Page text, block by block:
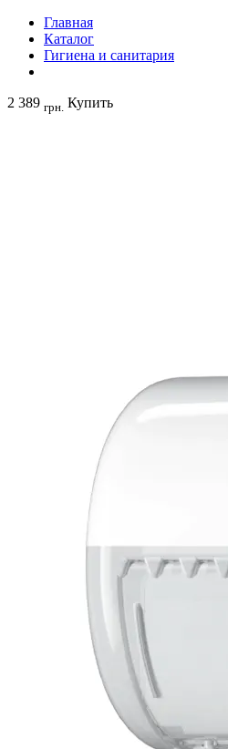
Главная
Каталог
Гигиена и санитария
2 389 грн. Купить